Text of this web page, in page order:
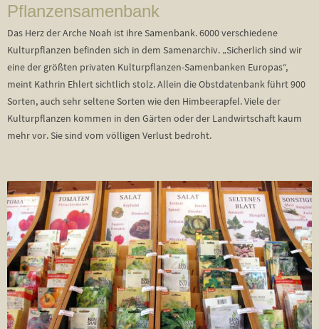
Pflanzensamenbank
Das Herz der Arche Noah ist ihre Samenbank. 6000 verschiedene
Kulturpflanzen befinden sich in dem Samenarchiv. „Sicherlich sind wir
eine der größten privaten Kulturpflanzen-Samenbanken Europas“,
meint Kathrin Ehlert sichtlich stolz. Allein die Obstdatenbank führt 900
Sorten, auch sehr seltene Sorten wie den Himbeerapfel. Viele der
Kulturpflanzen kommen in den Gärten oder der Landwirtschaft kaum
mehr vor. Sie sind vom völligen Verlust bedroht.